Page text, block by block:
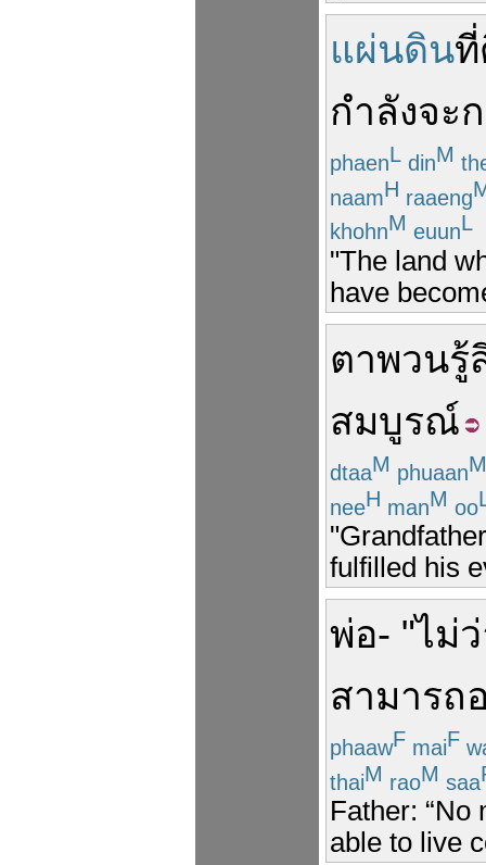
แผ่นดิน
กำลังจะ
phaenL dinM
naamH raaeng
khohnM euunL
"The land
have
ตาพวนรู้
สมบูรณ์
dtaaM phuaanM
neeH manM oo
fulfilled his
พ่อ- "ไม่
สามารถ
phaawF maiF
thaiM raoM saa
Father: “No
able to live